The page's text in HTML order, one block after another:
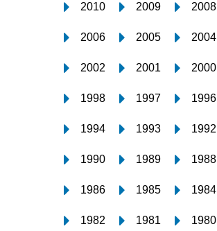
2010 2009 2008
2006 2005 2004
2002 2001 2000
1998 1997 1996
1994 1993 1992
1990 1989 1988
1986 1985 1984
1982 1981 1980